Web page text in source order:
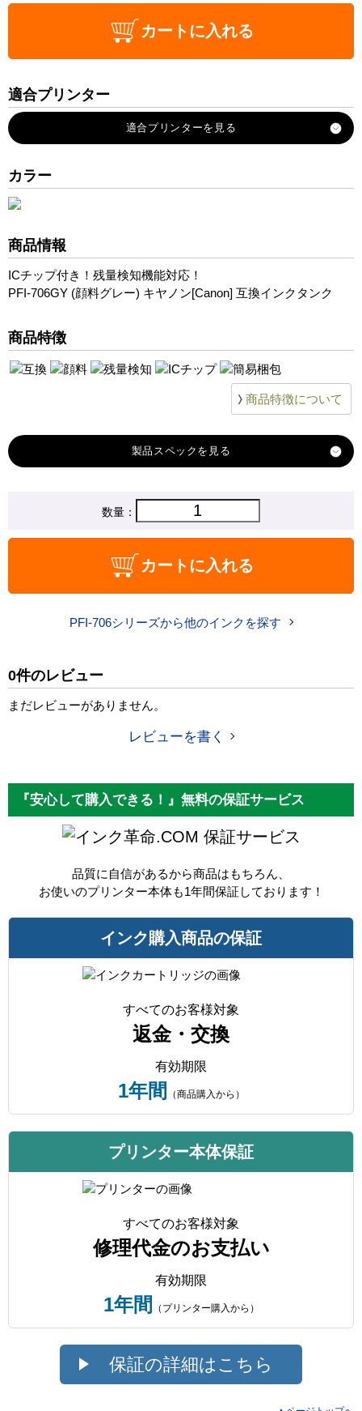
カートに入れる
適合プリンター
imagePROGRAF-iPF8300
imagePROGRAF-iPF8300S
imagePROGRAF-iPF8400
imagePROGRAF-iPF8400S
imagePROGRAF-iPF9400
imagePROGRAF-iPF9400S
カラー
商品情報
ICチップ付き！残量検知機能対応！
PFI-706GY (顔料グレー) キヤノン[Canon] 互換インクタンク
商品特徴
商品特徴について
製品スペック
キヤノン
PFI-706GY
22,000 円
カラー グレー
製品タイプ 互換インク
数量：
カートに入れる
PFI-706シリーズから他のインクを探す
0件のレビュー
まだレビューがありません。
レビューを書く
『安心して購入できる！』無料の保証サービス
保証サービス
品質に自信があるから商品はもちろん、
お使いのプリンター本体も1年間保証しております！
インク購入商品の保証
すべてのお客様対象
返金・交換
有効期限
1年間 （商品購入から）
プリンター本体保証
すべてのお客様対象
修理代金のお支払い
有効期限
1年間 （プリンター購入から）
保証の詳細はこちら